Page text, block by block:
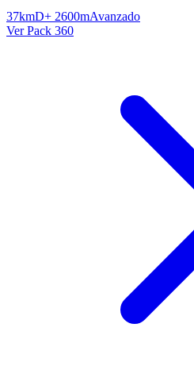
37kmD+ 2600mAvanzado
Ver Pack 360